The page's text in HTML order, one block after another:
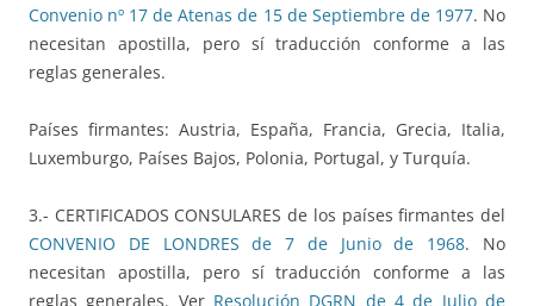
Convenio nº 17 de Atenas de 15 de Septiembre de 1977. No
necesitan apostilla, pero sí traducción conforme a las
reglas generales.
Países firmantes: Austria, España, Francia, Grecia, Italia,
Luxemburgo, Países Bajos, Polonia, Portugal, y Turquía.
3.- CERTIFICADOS CONSULARES de los países firmantes del
CONVENIO DE LONDRES de 7 de Junio de 1968. No
necesitan apostilla, pero sí traducción conforme a las
reglas generales. Ver Resolución DGRN de 4 de Julio de